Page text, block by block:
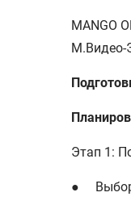
MANGO
М.Видео-
Этап 1:
● Выбор